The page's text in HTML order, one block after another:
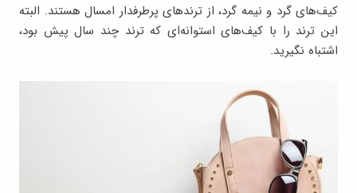
کیف‌های گرد و نیمه گرد، از ترندهای پرطرفدار امسال هستند. البته
این ترند را با کیف‌های استوانه‌ای که ترند چند سال پیش بود،
اشتباه نگیرید.